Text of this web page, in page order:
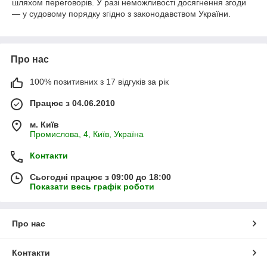
шляхом переговорів. У разі неможливості досягнення згоди
— у судовому порядку згідно з законодавством України.
Про нас
100% позитивних з 17 відгуків за рік
Працює з 04.06.2010
м. Київ
Промислова, 4, Київ, Україна
Контакти
Сьогодні працює з 09:00 до 18:00
Показати весь графік роботи
Про нас
Контакти